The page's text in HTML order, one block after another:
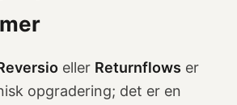
eller Returnflows er
opgradering; det er en